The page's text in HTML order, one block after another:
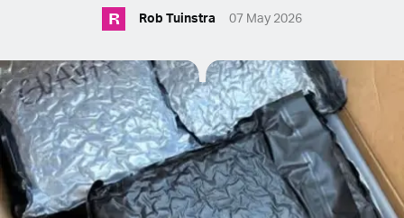
English (United Kingdom)
English (United States)
Spanish (Spain)
Spanish (Latin America)
R Rob Tuinstra 07 May 2026